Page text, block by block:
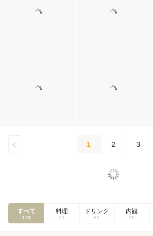
1 2 3
すべて
173
料理
51
ドリンク
81
内観
18